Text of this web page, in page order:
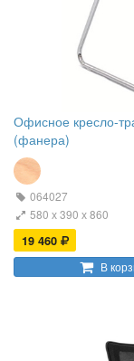
Офисное кресло-
(фанера)
064027
580 х 390 х 860
19 460
В